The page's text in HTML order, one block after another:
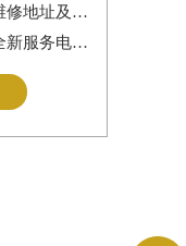
成都浪琴官方售后服务中心｜维修地址及24小时电话权威信息通告（2026年7月最新）
成都浪琴官方售后服务中心｜全新服务电话及详细地址权威信息通告（2026年7月最新）